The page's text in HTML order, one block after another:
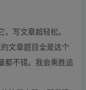
写文章超轻松。
文章题目全是这个
都不错。我会乘胜追